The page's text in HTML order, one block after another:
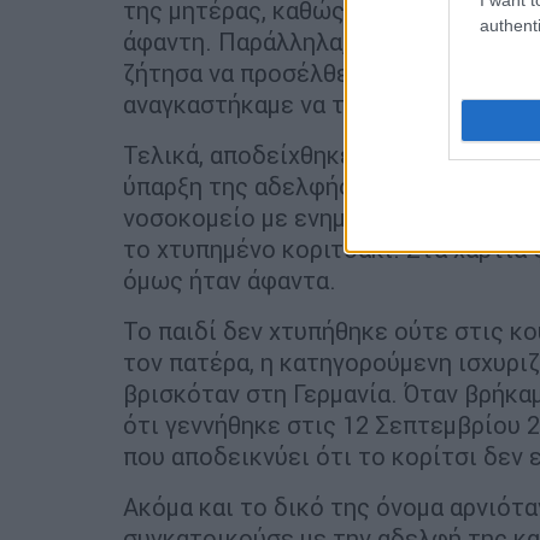
της μητέρας, καθώς και της
άφαντη. Παράλληλα, ο σύντροφός
ζήτησα να προσέλθει στο τμήμα,
αναγκαστήκαμε να τον εντοπίσουμε
Τελικά, αποδείχθηκε ότι τα πάντα
ύπαρξη της αδελφής, αλλά και οι
νοσοκομείο με ενημέρωσαν ότι η
το χτυπημένο κοριτσάκι. Στα
όμως ήταν άφαντα.
Το παιδί δεν χτυπήθηκε ούτε στις
τον πατέρα, η κατηγορούμενη
βρισκόταν στη Γερμανία. Όταν
ότι γεννήθηκε στις 12
που αποδεικνύει ότι το κορίτσι δεν
Ακόμα και το δικό της όνομα